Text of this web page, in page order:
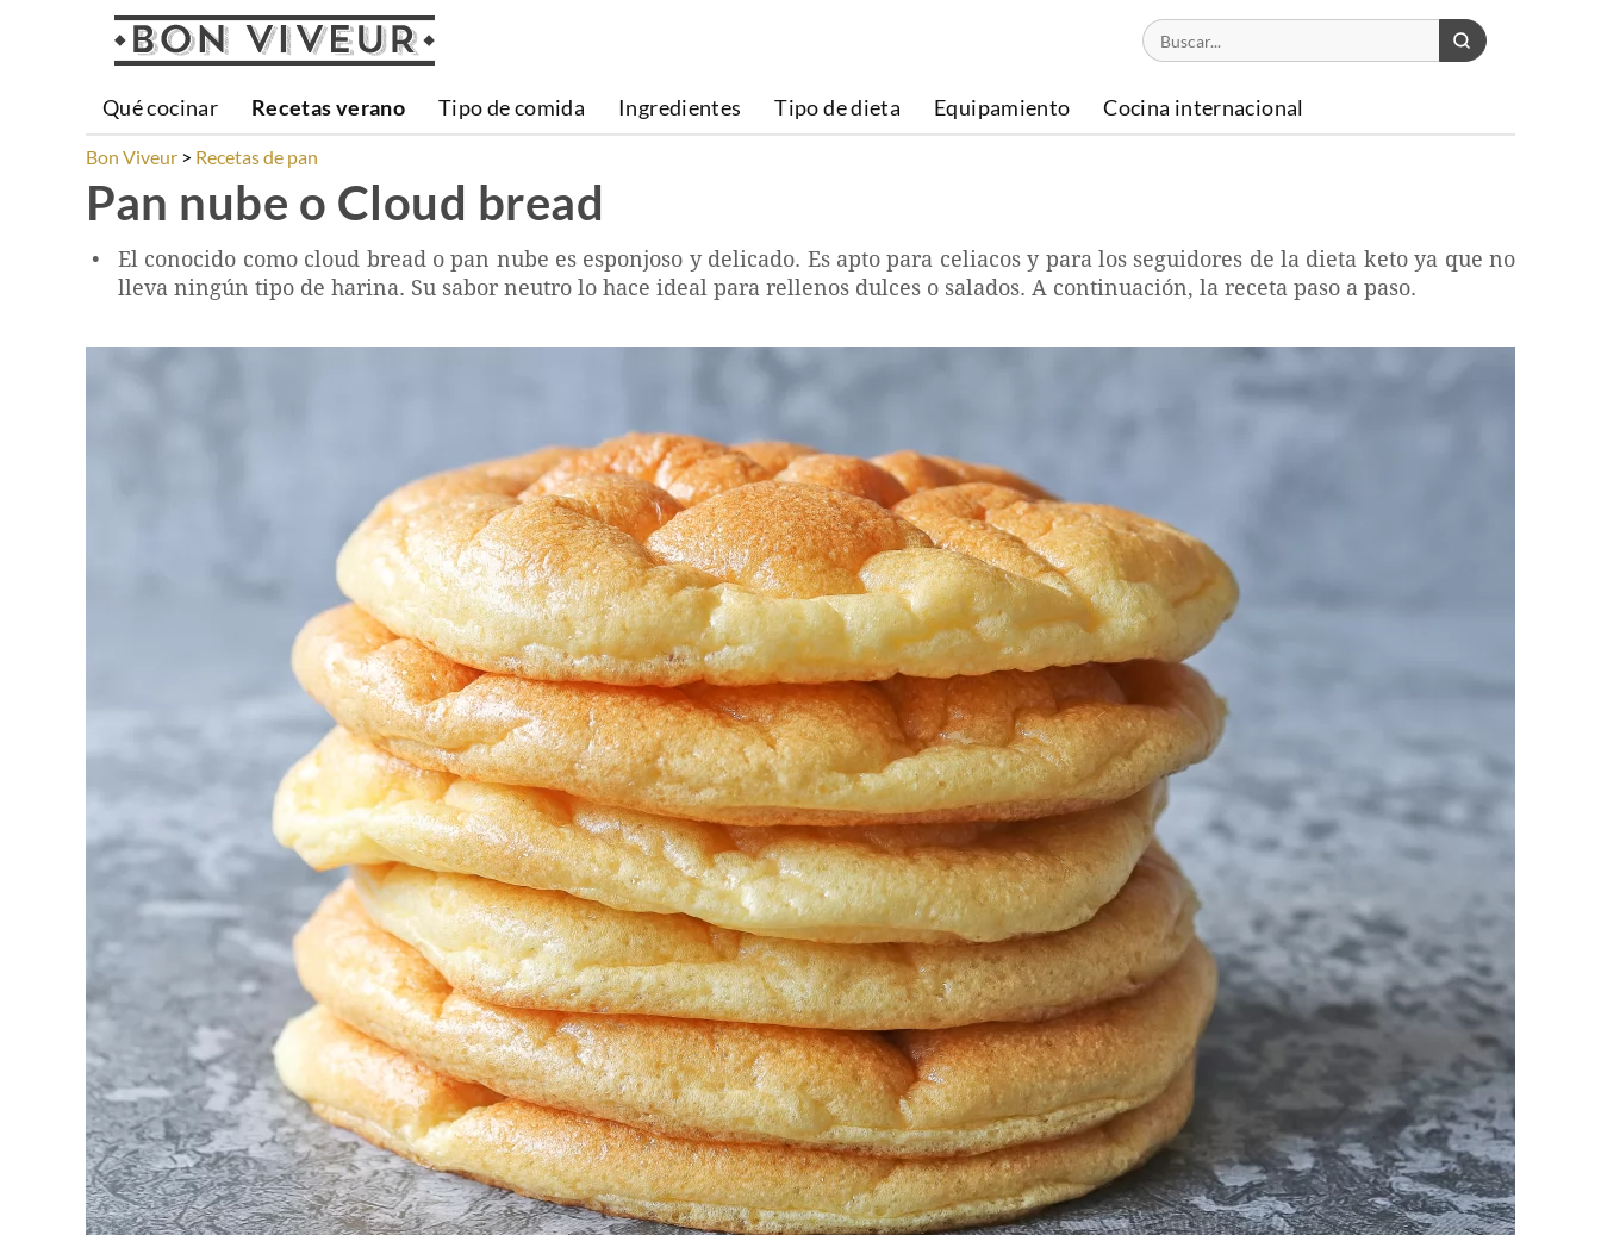
Qué cocinar Recetas verano Tipo de comida Ingredientes Tipo de dieta Equipamiento Cocina internacional
Bon Viveur Recetas de pan
Pan nube o Cloud bread
El conocido como cloud bread o pan nube es esponjoso y delicado. Es apto para celiacos y para los seguidores de la dieta keto ya que no
lleva ningún tipo de harina. Su sabor neutro lo hace ideal para rellenos dulces o salados. A continuación, la receta paso a paso.